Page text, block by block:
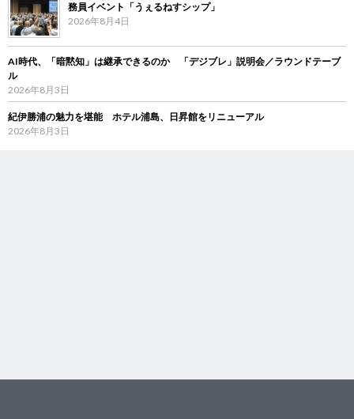
務員イベント「うぇるねすシップ」
2026年8月4日
AI時代、「暗黙知」は継承できるのか 「デジブレ」説明会／ラウンドテーブ
ル
2026年8月3日
紀伊勝浦の魅力を堪能 ホテル浦島、日昇館をリニューアル
2026年8月3日